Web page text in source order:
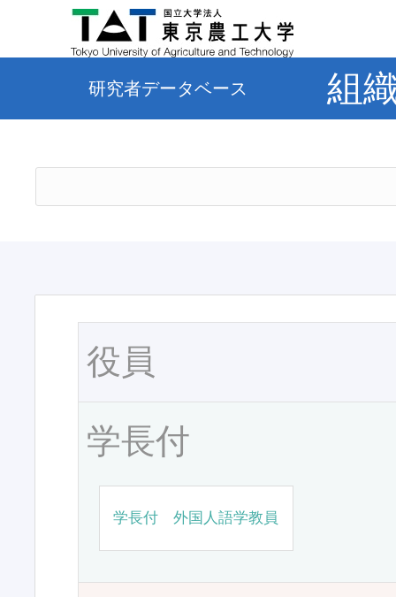
研究者データベース 組
役員
学長付
学長付 外国人語学教員